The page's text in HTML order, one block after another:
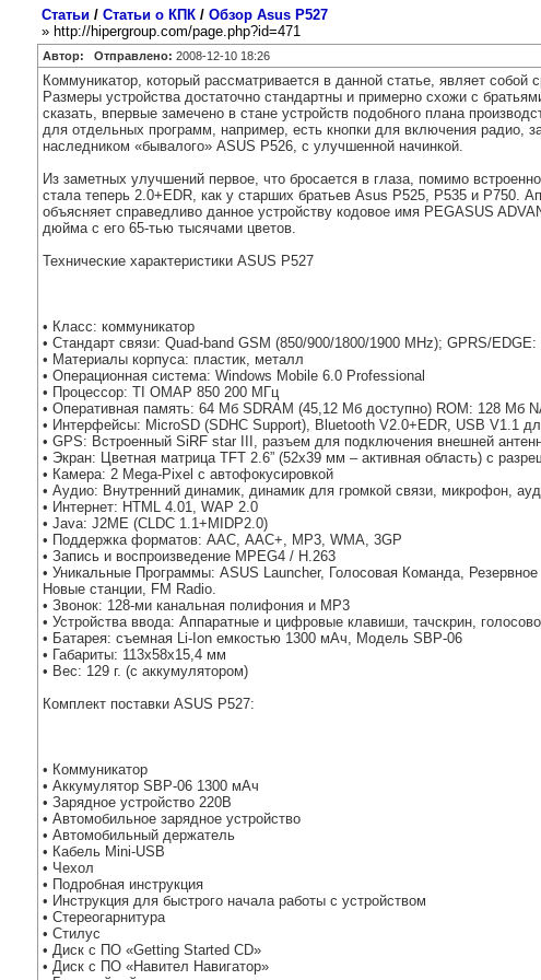
Статьи / Статьи о КПК / Обзор Asus P527
» http://hipergroup.com/page.php?id=471
Автор: Отправлено: 2008-12-10 18:26
Коммуникатор, который рассматривается в данной статье, являет
Размеры устройства достаточно стандартны и примерно схожи с
сказать, впервые замечено в стане устройств подобного плана
для отдельных программ, например, есть кнопки для включения радио,
наследником «бывалого» ASUS Р526, c улучшенной начинкой.
Из заметных улучшений первое, что бросается в глаза, помимо
стала теперь 2.0+EDR, как у старших братьев Asus P525, P535 и P750.
объясняет справедливо данное устройству кодовое имя PEGASUS
дюйма с его 65-тью тысячами цветов.
Технические характеристики ASUS P527
• Класс: коммуникатор
• Стандарт связи: Quad-band GSM (850/900/1800/1900 MHz); GPRS/
• Материалы корпуса: пластик, металл
• Операционная система: Windows Mobile 6.0 Professional
• Процессор: TI OMAP 850 200 МГц
• Оперативная память: 64 Мб SDRAM (45,12 Мб доступно) ROM: 128 Мб
• Интерфейсы: MicroSD (SDHC Support), Bluetooth V2.0+EDR, USB V1.1
• GPS: Встроенный SiRF star III, разъем для подключения внешней
• Экран: Цветная матрица TFT 2.6” (52x39 мм – активная область) c
• Камера: 2 Mega-Pixel с автофокусировкой
• Аудио: Внутренний динамик, динамик для громкой связи, микрофон,
• Интернет: HTML 4.01, WAP 2.0
• Java: J2ME (CLDC 1.1+MIDP2.0)
• Поддержка форматов: ААС, ААС+, МР3, WMA, 3GP
• Запись и воспроизведение MPEG4 / H.263
• Уникальные Программы: ASUS Launcher, Голосовая Команда,
Новые станции, FM Radio.
• Звонок: 128-ми канальная полифония и MP3
• Устройства ввода: Аппаратные и цифровые клавиши, тачскрин,
• Батарея: съемная Li-Ion емкостью 1300 мАч, Модель SBP-06
• Габариты: 113x58x15,4 мм
• Вес: 129 г. (c аккумулятором)
Комплект поставки ASUS P527:
• Коммуникатор
• Аккумулятор SBP-06 1300 мАч
• Зарядное устройство 220В
• Автомобильное зарядное устройство
• Автомобильный держатель
• Кабель Mini-USB
• Чехол
• Подробная инструкция
• Инструкция для быстрого начала работы с устройством
• Стереогарнитура
• Стилус
• Диск с ПО «Getting Started CD»
• Диск с ПО «Навител Навигатор»